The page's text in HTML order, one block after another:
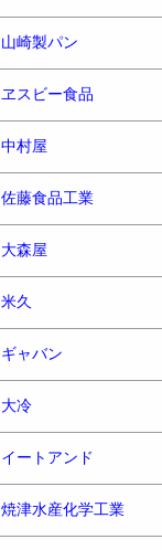
山崎製パン
ヱスビー食品
中村屋
佐藤食品工業
大森屋
米久
ギャバン
大冷
イートアンド
焼津水産化学工業